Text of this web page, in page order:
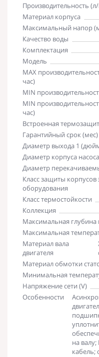
Производительность
Материал корпуса
Максимальный напор
Качество воды
Комплектация
Модель
MAX
час)
MIN
MIN
час)
Встроенная
Гарантийный срок (мес)
Диаметр выхода 1
Диаметр корпуса
Диаметр
Класс защиты корпусов
оборудования
Класс термостойкости
Коллекция
Максимальная
Максимальная
Материал вала
двигателя
Материал обмотки
Минимальная
Напряжение сети (V)
Особенности
на
кабель;